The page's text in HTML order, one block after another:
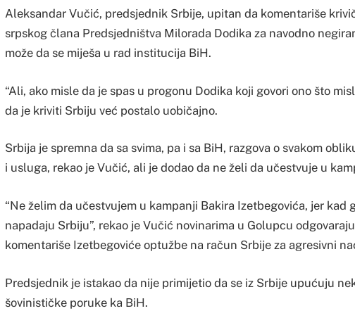
Aleksandar Vučić, predsjednik Srbije, upitan da komentariše
srpskog člana Predsjedništva Milorada Dodika za navodno
može da se miješa u rad institucija BiH.
“Ali, ako misle da je spas u progonu Dodika koji govori ono što
da je kriviti Srbiju već postalo uobičajno.
Srbija je spremna da sa svima, pa i sa BiH, razgova o svakom
i usluga, rekao je Vučić, ali je dodao da ne želi da učestvuje u
“Ne želim da učestvujem u kampanji Bakira Izetbegovića, jer kad
napadaju Srbiju”, rekao je Vučić novinarima u Golupcu
komentariše Izetbegoviće optužbe na račun Srbije za agresivni
Predsjednik je istakao da nije primijetio da se iz Srbije upućuju
šovinističke poruke ka BiH.